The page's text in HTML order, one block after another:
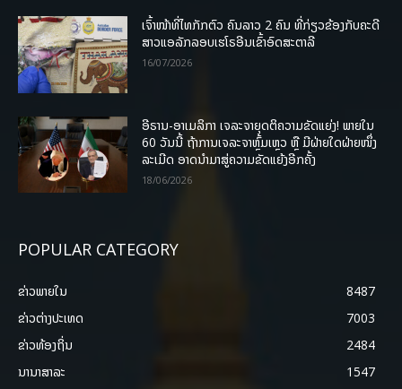
ເຈົ້າໜ້າທີ່ໄທກັກຕົວ ຄົນລາວ 2 ຄົນ ທີ່ກ່ຽວຂ້ອງກັບຄະດີ
ສາວແອລັກລອບເຮໂຣອີນເຂົ້າອົດສະຕາລີ
16/07/2026
ອີຣານ-ອາເມລິກາ ເຈລະຈາຍຸດຕິຄວາມຂັດແຍ່ງ! ພາຍໃນ
60 ວັນນີ້ ຖ້າການເຈລະຈາຫຼົ້ມເຫຼວ ຫຼື ມີຝ່າຍໃດຝ່າຍໜຶ່ງ
ລະເມີດ ອາດນໍາມາສູ່ຄວາມຂັດແຍ້ງອີກຄັ້ງ
18/06/2026
POPULAR CATEGORY
ຂ່າວພາຍ​ໃນ
8487
ຂ່າວຕ່າງປະເທດ
7003
ຂ່າວທ້ອງຖິ່ນ
2484
ນານາສາລະ
1547